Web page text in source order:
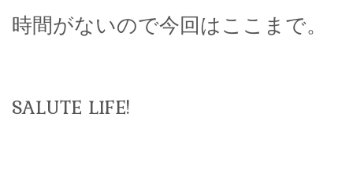
時間がないので今回はここまで。
SALUTE LIFE!